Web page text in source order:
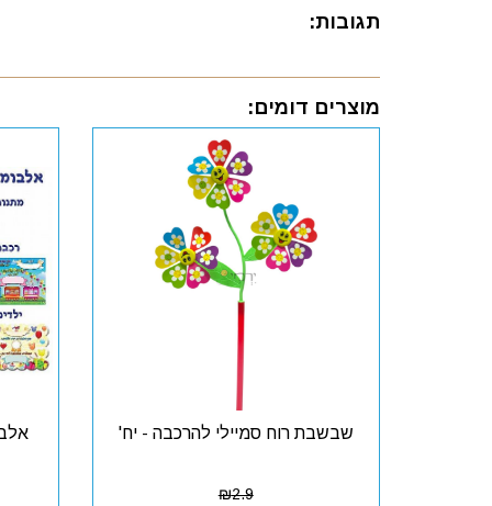
תגובות:
מוצרים דומים:
שבשבת רוח סמיילי להרכבה - יח'
₪2.9